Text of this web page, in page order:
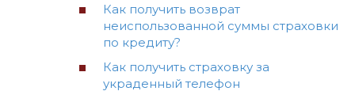
Как получить возврат
неиспользованной суммы страховки
по кредиту?
Как получить страховку за
украденный телефон